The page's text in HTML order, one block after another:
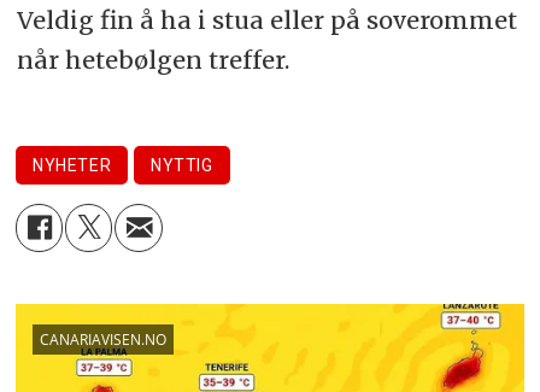
Veldig fin å ha i stua eller på soverommet
når hetebølgen treffer.
NYHETER NYTTIG